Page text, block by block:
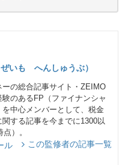
いも へんしゅうぶ）
の総合記事サイト・ZEIMO
のあるFP（ファイナンシャ
を中心メンバーとして、税金
する記事を今までに1300以
）。
ル この監修者の記事一覧